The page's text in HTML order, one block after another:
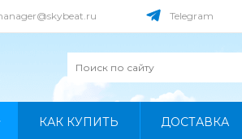
Telegram
КАК КУПИТЬ ДОСТАВКА